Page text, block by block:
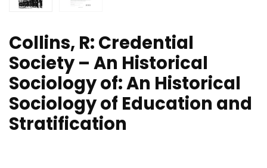
Collins, R: Credential
Society – An Historical
Sociology of: An Historical
Sociology of Education and
Stratification